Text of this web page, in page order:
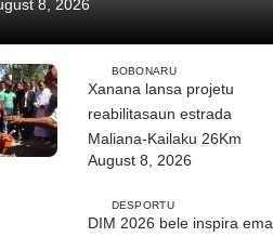
8, 2026
BOBONARU
Xanana lansa projetu
reabilitasaun estrada
Maliana-Kailaku 26Km
August 8, 2026
DESPORTU
DIM 2026 bele inspira ema